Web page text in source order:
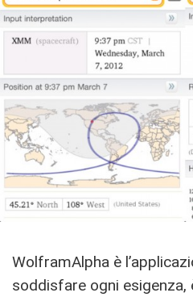
WolframAlpha è
soddisfare ogni